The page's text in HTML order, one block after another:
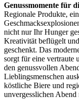
Genussmomente für
Regionale Produkte,
nicht nur Ihr Hunger
Kreativität beflügelt
geschenkt. Das
sorgt für eine vertraute
den genussvollen
Lieblingsmenschen
köstliche Biere und
unvergesslichen